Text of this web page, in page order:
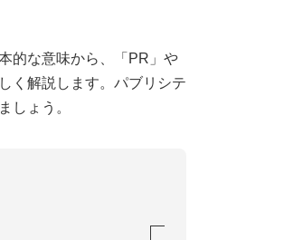
的な意味から、「PR」や
く解説します。パブリシテ
しょう。